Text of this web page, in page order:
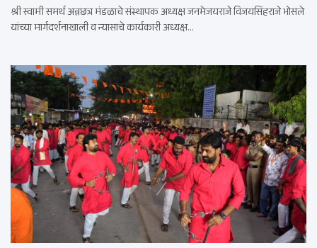
श्री स्वामी समर्थ अन्नछत्र मंडळाचे संस्थापक अध्यक्ष जनमेजयराजे विजयसिंहराजे भोसले
यांच्या मार्गदर्शनाखाली व न्यासाचे कार्यकारी अध्यक्ष…